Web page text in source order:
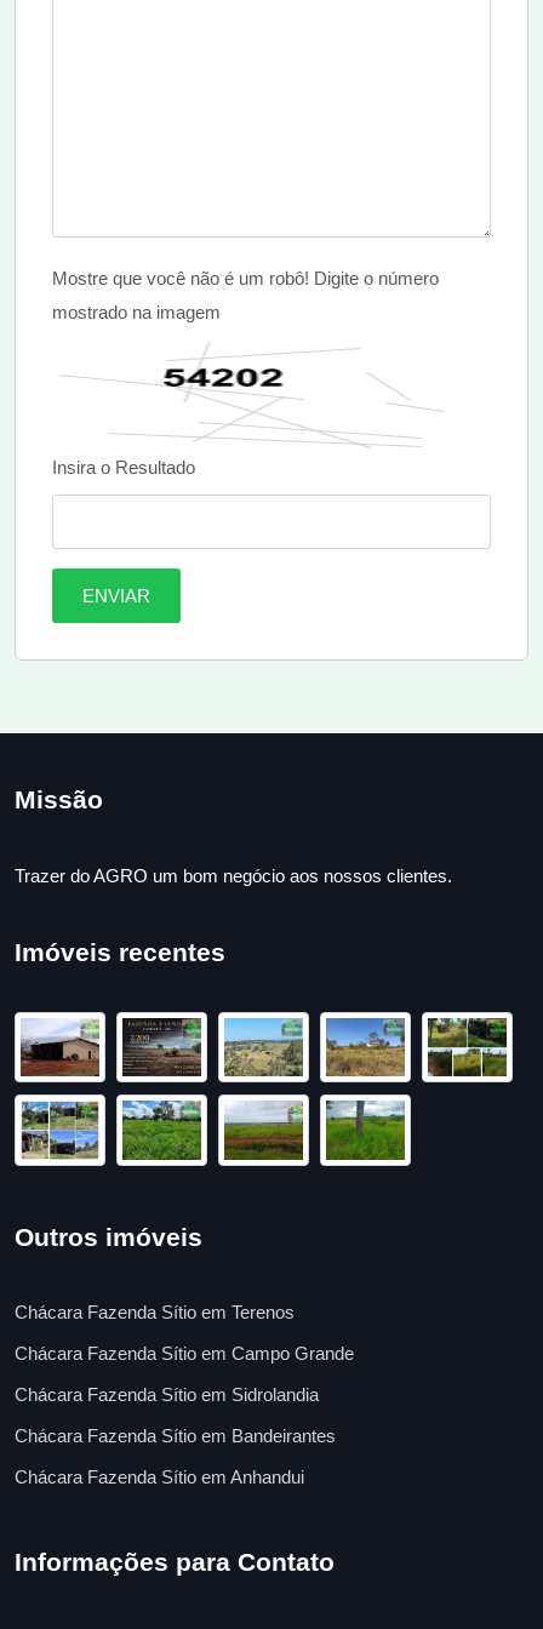
Mostre que você não é um robô! Digite o número
mostrado na imagem
Insira o Resultado
ENVIAR
Missão
Trazer do AGRO um bom negócio aos nossos clientes.
Imóveis recentes
Outros imóveis
Chácara Fazenda Sítio em Terenos
Chácara Fazenda Sítio em Campo Grande
Chácara Fazenda Sítio em Sidrolandia
Chácara Fazenda Sítio em Bandeirantes
Chácara Fazenda Sítio em Anhandui
Informações para Contato